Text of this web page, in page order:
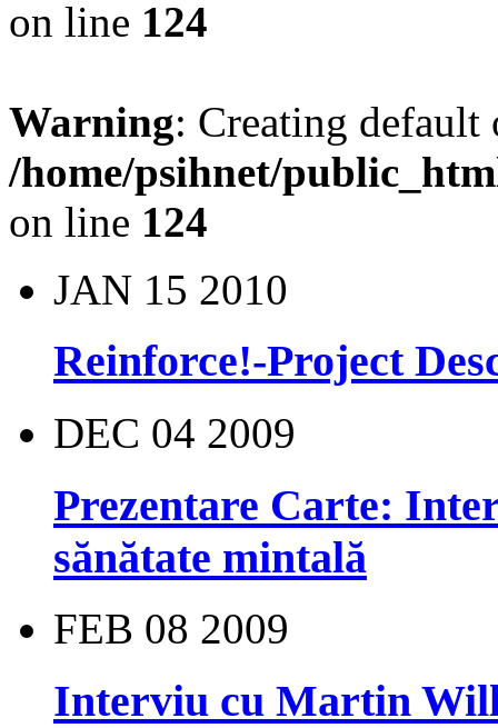
on line 124
Warning: Creating
/home/psihnet/
on line 124
JAN 15 2010
Reinforce!-Project
DEC 04 2009
Prezentare Carte:
sănătate mintală
FEB 08 2009
Interviu cu Martin